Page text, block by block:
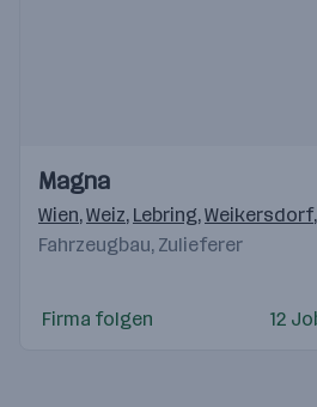
Videos
Einblicke
Einblicke
Magna
Wien,Weiz, Lebring,Weikersdorf,
Fahrzeugbau, Zulieferer
Firma folgen 12